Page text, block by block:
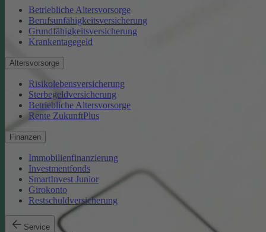
Betriebliche Altersvorsorge
Berufsunfähigkeitsversicherung
Grundfähigkeitsversicherung
Krankentagegeld
Altersvorsorge
Risikolebensversicherung
Sterbegeldversicherung
Betriebliche Altersvorsorge
Rente ZukunftPlus
Finanzen
Immobilienfinanzierung
Investmentfonds
SmartInvest Junior
Girokonto
Restschuldversicherung
Service